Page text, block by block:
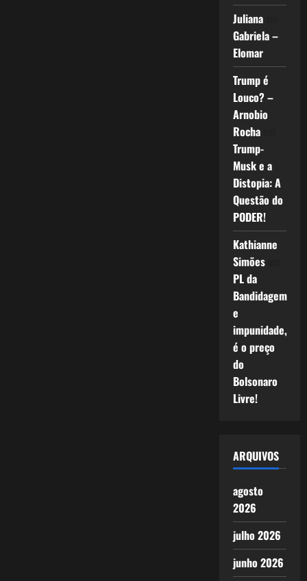
Julianaem
Gabriela –
Elomar
Trump é
Louco? –
Arnobio
Rochaem
Trump-
Musk e a
Distopia: A
Questão do
PODER!
Kathianne
Simõesem
PL da
Bandidagem
e
impunidade,
é o preço
do
Bolsonaro
Livre!
ARQUIVOS
agosto
2026
julho 2026
junho 2026